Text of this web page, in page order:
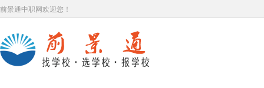
前景通中职网欢迎您！